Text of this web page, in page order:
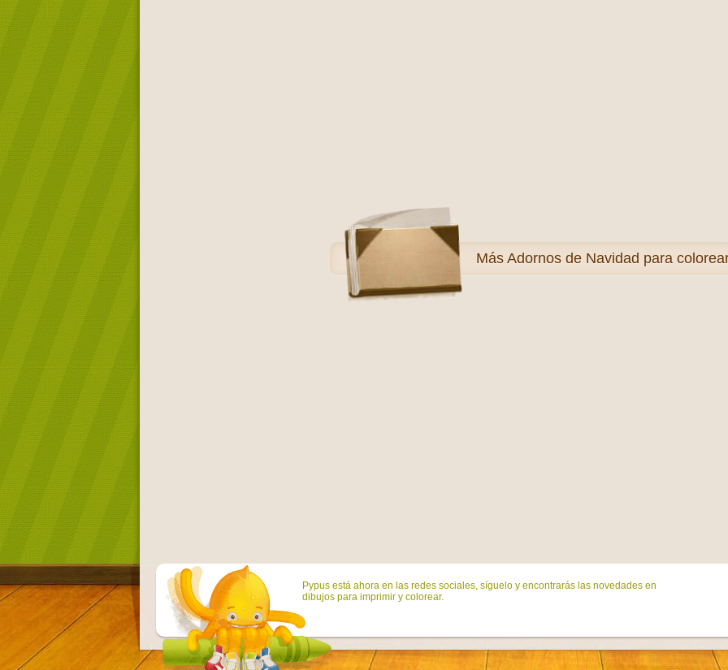
Más Adornos de Navidad para
Pypus está ahora en las redes sociales, síguelo y encontrarás las novedades en
dibujos para imprimir y colorear.